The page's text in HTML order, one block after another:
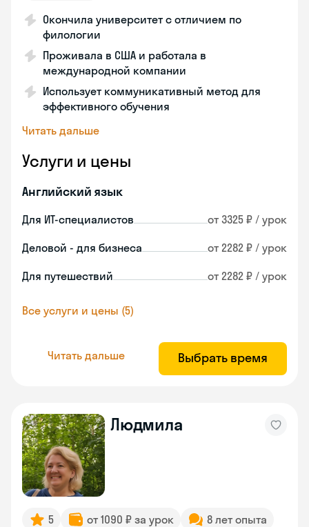
Окончила университет с отличием по
филологии
Проживала в США и работала в
международной компании
Использует коммуникативный метод для
эффективного обучения
Читать дальше
Услуги и цены
Английский язык
Для ИТ-специалистов от 3325 ₽ / урок
Деловой - для бизнеса от 2282 ₽ / урок
Для путешествий от 2282 ₽ / урок
Все услуги и цены (5)
Читать дальше Выбрать время
Людмила
5 от 1090 ₽ за урок
8 лет опыта